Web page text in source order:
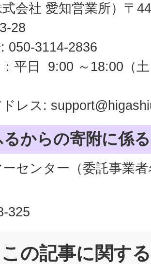
会社 愛知営業所）〒
28
050-3114-2836
平日 9:00 ～18:00（
ドレス:
るからの寄附に係
センター（委託事業
325
この記事に関す